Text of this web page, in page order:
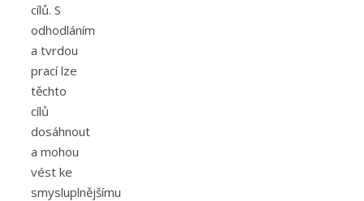
cílů. S
odhodláním
a tvrdou
prací lze
těchto
cílů
dosáhnout
a mohou
vést ke
smysluplnějšímu